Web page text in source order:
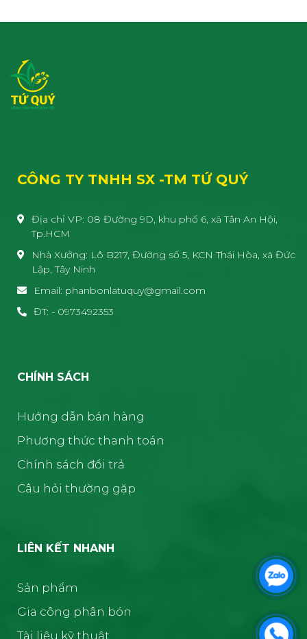
CÔNG TY TNHH SX -TM TỨ QUÝ
Địa chỉ VP: 08 Đường 9D, khu phố 6, xã Tân An Hội,
Tp.HCM
Nhà Xưởng: Lô B217, Đường số 5, KCN Thái Hòa, xã Đức
Lập, Tây Ninh
Email: phanbonlatuquy@gmail.com
ĐT: - 0973492353
CHÍNH SÁCH
Hướng dẫn bán hàng
Phương thức thanh toán
Chính sách đổi trả
Câu hỏi thường gặp
LIÊN KẾT NHANH
Sản phẩm
Gia công phân bón
Tài liệu kỹ thuật